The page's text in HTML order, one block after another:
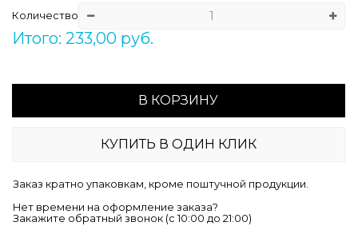
Количество
Итого: 233,00 руб.
В КОРЗИНУ
КУПИТЬ В ОДИН КЛИК
Заказ кратно упаковкам, кроме поштучной продукции.
Нет времени на оформление заказа?
Закажите обратный звонок (c 10:00 до 21:00)